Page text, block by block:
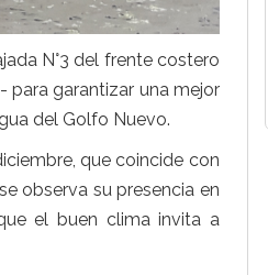
N°3 del frente costero
para garantizar una mejor
del Golfo Nuevo.
que coincide con
observa su presencia en
el buen clima invita a